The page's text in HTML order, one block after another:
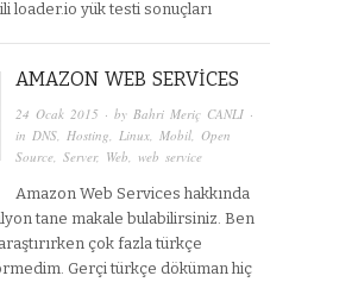
loader.io yük testi sonuçları
AMAZON WEB SERVICES
24 Ocak 2015 · by Bahri Meriç CANLI ·
in DNS Hosting Linux Mobil ,Open
Source ,Server, Web web service
Amazon Web Services hakkında
tane makale bulabilirsiniz. Ben
çok fazla türkçe
Gerçi türkçe döküman hiç